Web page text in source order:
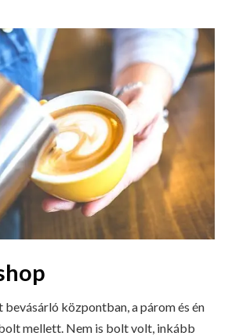
bevásárló központban, a párom és én
mellett. Nem is bolt volt, inkább